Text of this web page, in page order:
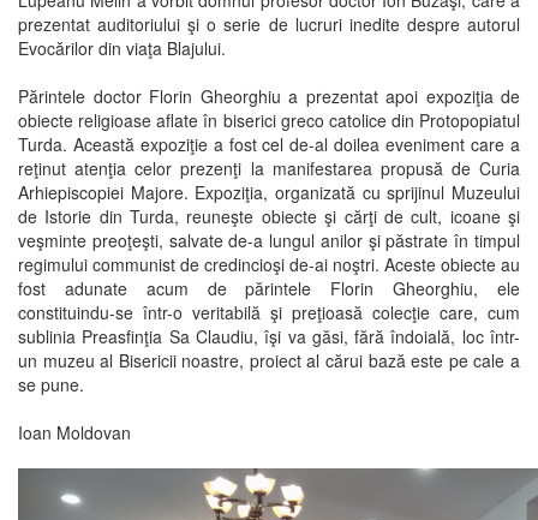
prezentat auditoriului şi o serie de lucruri inedite despre autorul
Evocărilor din viaţa Blajului.
Părintele doctor Florin Gheorghiu a prezentat apoi expoziţia de
obiecte religioase aflate în biserici greco catolice din Protopopiatul
Turda. Această expoziţie a fost cel de-al doilea eveniment care a
reţinut atenţia celor prezenţi la manifestarea propusă de Curia
Arhiepiscopiei Majore. Expoziţia, organizată cu sprijinul Muzeului
de Istorie din Turda, reuneşte obiecte şi cărţi de cult, icoane şi
veşminte preoţeşti, salvate de-a lungul anilor şi păstrate în timpul
regimului communist de credincioşi de-ai noştri. Aceste obiecte au
fost adunate acum de părintele Florin Gheorghiu, ele
constituindu-se într-o veritabilă şi preţioasă colecţie care, cum
sublinia Preasfinţia Sa Claudiu, îşi va găsi, fără îndoială, loc într-
un muzeu al Bisericii noastre, proiect al cărui bază este pe cale a
se pune.
Ioan Moldovan